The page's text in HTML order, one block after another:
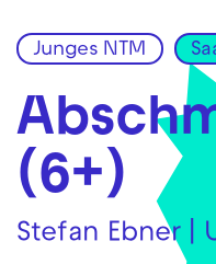
Zur Hauptnavigation
Zum Hauptinhalt
Junges NTM
(6+)
Stefan Ebner |